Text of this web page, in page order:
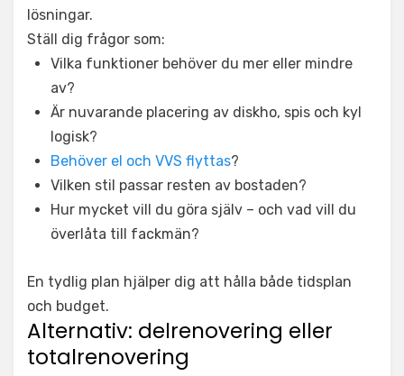
lösningar.
Ställ dig frågor som:
Vilka funktioner behöver du mer eller mindre
av?
Är nuvarande placering av diskho, spis och kyl
logisk?
Behöver el och VVS flyttas?
Vilken stil passar resten av bostaden?
Hur mycket vill du göra själv – och vad vill du
överlåta till fackmän?
En tydlig plan hjälper dig att hålla både tidsplan
och budget.
Alternativ: delrenovering eller
totalrenovering